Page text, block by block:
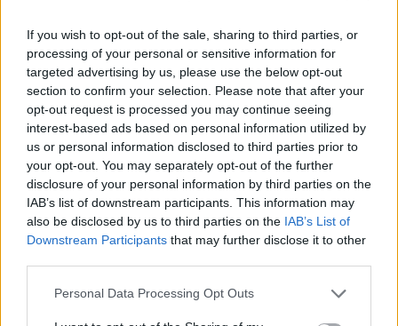
If you wish to opt-out of the sale, sharing to third parties, or
processing of your personal or sensitive information for
targeted advertising by us, please use the below opt-out
section to confirm your selection. Please note that after your
opt-out request is processed you may continue seeing
interest-based ads based on personal information utilized by
us or personal information disclosed to third parties prior to
your opt-out. You may separately opt-out of the further
disclosure of your personal information by third parties on the
IAB’s list of downstream participants. This information may
also be disclosed by us to third parties on the IAB’s List of
Downstream Participants that may further disclose it to other
Personal Data Processing Opt Outs
Sveikata 2026-07-25 16:34
Vasaros saulė ir vitaminas D: kiek jo reikia
ir kiek gauname?